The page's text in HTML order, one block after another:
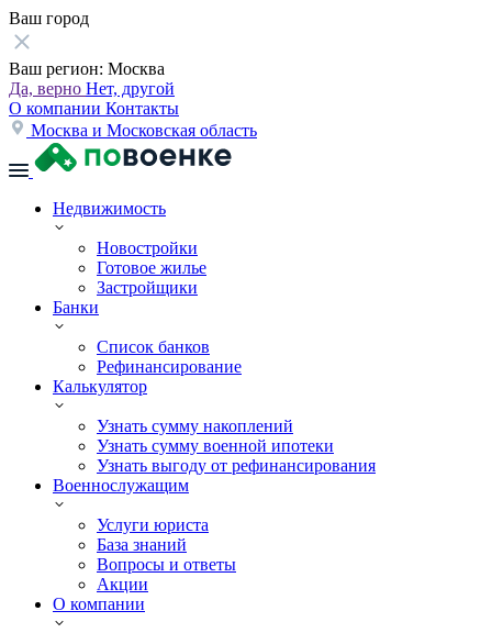
Ваш город
Ваш регион: Москва
Да, верно Нет, другой
О компании Контакты
Москва и Московская область
Недвижимость
Новостройки
Готовое жилье
Застройщики
Банки
Список банков
Рефинансирование
Калькулятор
Узнать сумму накоплений
Узнать сумму военной ипотеки
Узнать выгоду от рефинансирования
Военнослужащим
Услуги юриста
База знаний
Вопросы и ответы
Акции
О компании